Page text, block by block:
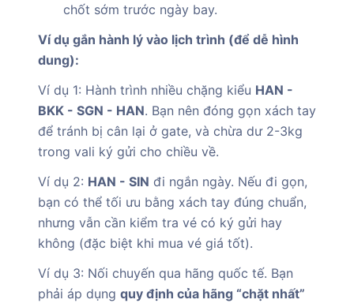
chốt sớm trước ngày bay.
Ví dụ gắn hành lý vào lịch trình (để dễ hình
dung):
Ví dụ 1: Hành trình nhiều chặng kiểu HAN -
BKK - SGN - HAN. Bạn nên đóng gọn xách tay
để tránh bị cân lại ở gate, và chừa dư 2-3kg
trong vali ký gửi cho chiều về.
Ví dụ 2: HAN - SIN đi ngắn ngày. Nếu đi gọn,
bạn có thể tối ưu bằng xách tay đúng chuẩn,
nhưng vẫn cần kiểm tra vé có ký gửi hay
không (đặc biệt khi mua vé giá tốt).
Ví dụ 3: Nối chuyến qua hãng quốc tế. Bạn
phải áp dụng quy định của hãng “chặt nhất”